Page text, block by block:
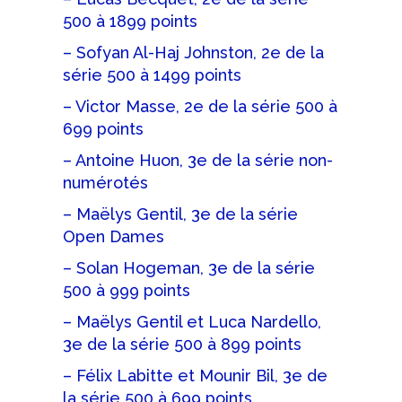
500 à 1899 points
– Sofyan Al-Haj Johnston, 2e de la
série 500 à 1499 points
– Victor Masse, 2e de la série 500 à
699 points
– Antoine Huon, 3e de la série non-
numérotés
– Maëlys Gentil, 3e de la série
Open Dames
– Solan Hogeman, 3e de la série
500 à 999 points
– Maëlys Gentil et Luca Nardello,
3e de la série 500 à 899 points
– Félix Labitte et Mounir Bil, 3e de
la série 500 à 699 points